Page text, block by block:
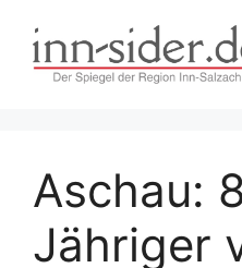
Inhalt
springen
Aschau:
Jähriger